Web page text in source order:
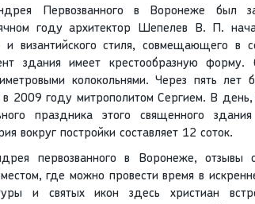
Первозванного в Воронеже был
году архитектор Шепелев В. П.
и византийского стиля, совмещающего в
здания имеет крестообразную
колокольнями. Через пять
2009 году митрополитом Сергием. В
праздника этого священного
вокруг постройки составляет 12 соток.
первозванного в Воронеже, отзывы
где можно провести время в
и святых икон здесь христиан